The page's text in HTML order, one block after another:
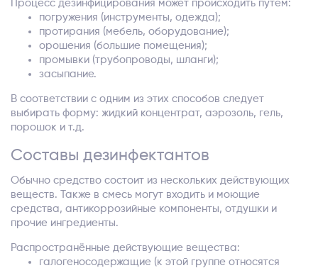
Процесс дезинфицирования может происходить путём:
погружения (инструменты, одежда);
протирания (мебель, оборудование);
орошения (большие помещения);
промывки (трубопроводы, шланги);
засыпание.
В соответствии с одним из этих способов следует
выбирать форму: жидкий концентрат, аэрозоль, гель,
порошок и т.д.
Составы дезинфектантов
Обычно средство состоит из нескольких действующих
веществ. Также в смесь могут входить и моющие
средства, антикоррозийные компоненты, отдушки и
прочие ингредиенты.
Распространённые действующие вещества:
галогеносодержащие (к этой группе относятся